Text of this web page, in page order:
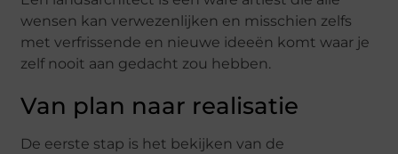
wensen kan verwezenlijken en misschien zelfs
met verfrissende en nieuwe ideeën komt waar je
zelf nooit aan gedacht zou hebben.
Van plan naar realisatie
De eerste stap is het bekijken van de